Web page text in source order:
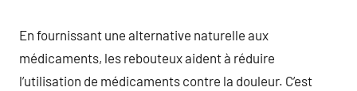
En fournissant une alternative naturelle aux
médicaments, les rebouteux aident à réduire
l’utilisation de médicaments contre la douleur. C’est